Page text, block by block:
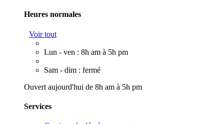
Heures normales
Voir tout
Lun - ven : 8h am à 5h pm
Sam - dim : fermé
Ouvert aujourd'hui de 8h am à 5h pm
Services